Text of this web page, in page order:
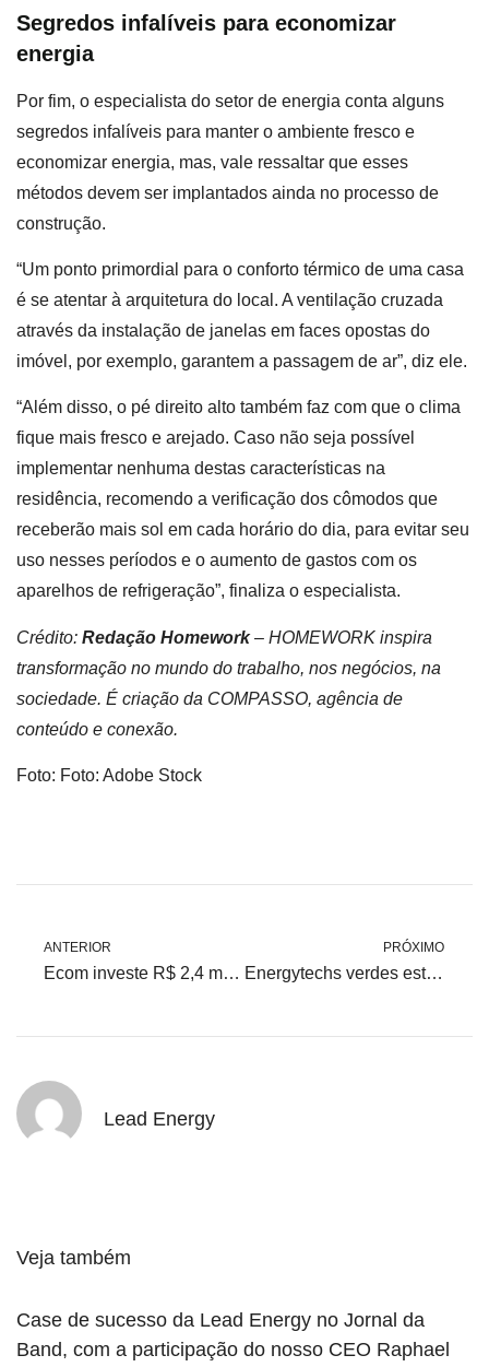
Segredos infalíveis para economizar
energia
Por fim, o especialista do setor de energia conta alguns
segredos infalíveis para manter o ambiente fresco e
economizar energia, mas, vale ressaltar que esses
métodos devem ser implantados ainda no processo de
construção.
“Um ponto primordial para o conforto térmico de uma casa
é se atentar à arquitetura do local. A ventilação cruzada
através da instalação de janelas em faces opostas do
imóvel, por exemplo, garantem a passagem de ar”, diz ele.
“Além disso, o pé direito alto também faz com que o clima
fique mais fresco e arejado. Caso não seja possível
implementar nenhuma destas características na
residência, recomendo a verificação dos cômodos que
receberão mais sol em cada horário do dia, para evitar seu
uso nesses períodos e o aumento de gastos com os
aparelhos de refrigeração”, finaliza o especialista.
Crédito: Redação Homework– HOMEWORK inspira
transformação no mundo do trabalho, nos negócios, na
sociedade. É criação da COMPASSO, agência de
conteúdo e conexão.
Foto: Foto: Adobe Stock
ANTERIOR
Ecom investe R$ 2,4 milhões na startup Lead Energy
PRÓXIMO
Energytechs verdes estão bombando
Lead Energy
Veja também
Case de sucesso da Lead Energy no Jornal da
Band, com a participação do nosso CEO Raphael